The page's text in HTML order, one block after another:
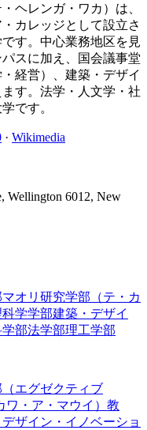
ヘレンガ・ワカ）は、
カレッジとして設立さ
す。中心業務地区を見
スに加え、国会議事堂
経営）、建築・デザイ
す。法学・人文学・社
です。
· Wikimedia
Wellington 6012, New
マオリ研究学部（テ・カ
学学部建築・デザイ
部法学部理工学部
エグゼクティブ
・ア・マウイ） 教
ザイン・イノベーショ